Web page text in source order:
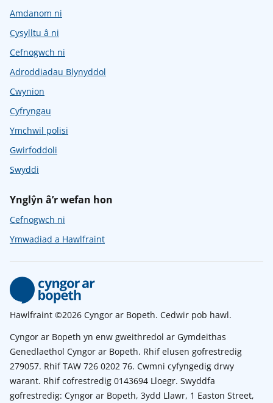
Amdanom ni
Cysylltu â ni
Cefnogwch ni
Adroddiadau Blynyddol
Cwynion
Cyfryngau
Ymchwil polisi
Gwirfoddoli
Swyddi
Ynglŷn â’r wefan hon
Cefnogwch ni
Ymwadiad a Hawlfraint
Hawlfraint ©2026 Cyngor ar Bopeth. Cedwir pob hawl.
Cyngor ar Bopeth yn enw gweithredol ar Gymdeithas
Genedlaethol Cyngor ar Bopeth. Rhif elusen gofrestredig
279057. Rhif TAW 726 0202 76. Cwmni cyfyngedig drwy
warant. Rhif cofrestredig 0143694 Lloegr. Swyddfa
gofrestredig: Cyngor ar Bopeth, 3ydd Llawr, 1 Easton Street,